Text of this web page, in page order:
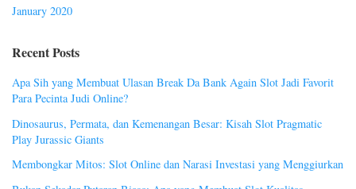
January 2020
Recent Posts
Apa Sih yang Membuat Ulasan Break Da Bank Again Slot Jadi Favorit
Para Pecinta Judi Online?
Dinosaurus, Permata, dan Kemenangan Besar: Kisah Slot Pragmatic
Play Jurassic Giants
Membongkar Mitos: Slot Online dan Narasi Investasi yang Menggiurkan